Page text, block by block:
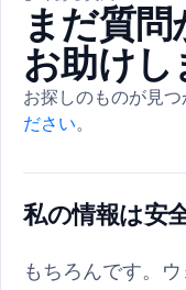
まだ質
お助けし
お探しのものが見つ
ださい。
私の情報は安
もちろんです。